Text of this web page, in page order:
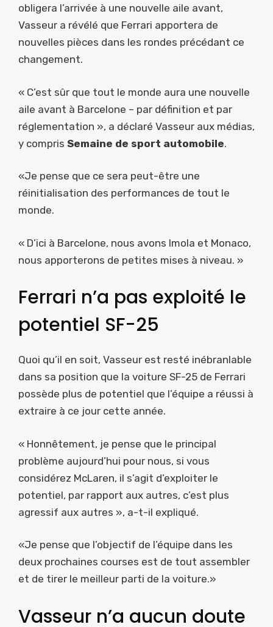
obligera l’arrivée à une nouvelle aile avant,
Vasseur a révélé que Ferrari apportera de
nouvelles pièces dans les rondes précédant ce
changement.
« C’est sûr que tout le monde aura une nouvelle
aile avant à Barcelone – par définition et par
réglementation », a déclaré Vasseur aux médias,
y compris Semaine de sport automobile.
«Je pense que ce sera peut-être une
réinitialisation des performances de tout le
monde.
« D’ici à Barcelone, nous avons Imola et Monaco,
nous apporterons de petites mises à niveau. »
Ferrari n’a pas exploité le
potentiel SF-25
Quoi qu’il en soit, Vasseur est resté inébranlable
dans sa position que la voiture SF-25 de Ferrari
possède plus de potentiel que l’équipe a réussi à
extraire à ce jour cette année.
« Honnêtement, je pense que le principal
problème aujourd’hui pour nous, si vous
considérez McLaren, il s’agit d’exploiter le
potentiel, par rapport aux autres, c’est plus
agressif aux autres », a-t-il expliqué.
«Je pense que l’objectif de l’équipe dans les
deux prochaines courses est de tout assembler
et de tirer le meilleur parti de la voiture.»
Vasseur n’a aucun doute